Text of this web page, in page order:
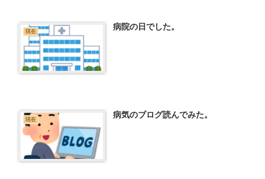
現在 病院の日でした。
現在 病気のブログ読んでみた。